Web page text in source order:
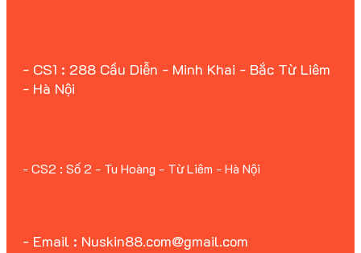
- CS1 : 288 Cầu Diễn - Minh Khai - Bắc Từ Liêm
- Hà Nội
- Email : Nuskin88.com@gmail.com
- CS2 : Số 2 - Tu Hoàng - Từ Liêm - Hà Nội